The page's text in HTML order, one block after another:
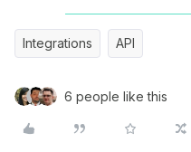
Integrations API
6 people like this